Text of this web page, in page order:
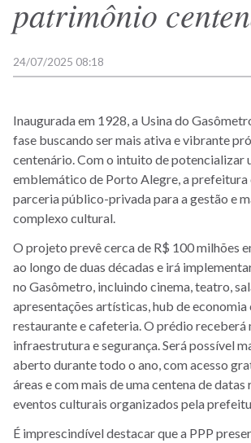
patrimônio
24/07/2025 08:18
Inaugurada em 1928, a Usina do
fase buscando ser mais ativa e vibrante
centenário. Com o intuito de potencializar
emblemático de Porto Alegre, a prefeitura
parceria público-privada para a gestão e
complexo cultural.
O projeto prevê cerca de R$ 100 milhões
ao longo de duas décadas e irá
no Gasômetro, incluindo cinema, teatro,
apresentações artísticas, hub de economia
restaurante e cafeteria. O prédio receberá
infraestrutura e segurança. Será possível
aberto durante todo o ano, com acesso
áreas e com mais de uma centena de
eventos culturais organizados pela
É imprescindível destacar que a PPP